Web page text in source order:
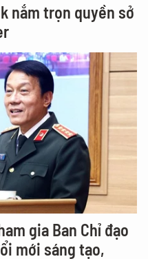
nắm trọn quyền sở
gia Ban Chỉ đạo
mới sáng tạo,